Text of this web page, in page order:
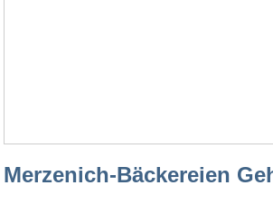
Merzenich-Bäckereien